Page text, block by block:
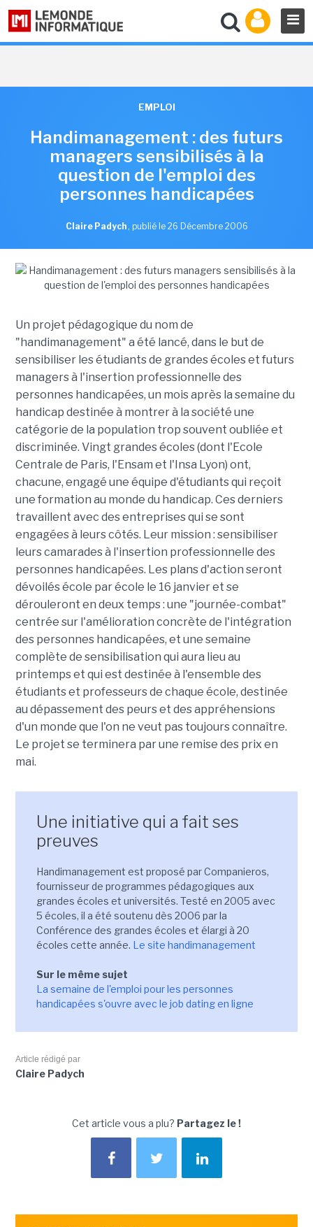
EMPLOI
Handimanagement : des futurs
managers sensibilisés à la
question de l'emploi des
personnes handicapées
Claire Padych , publié le 26 Décembre 2006
Un projet pédagogique du nom de
"handimanagement" a été lancé, dans le but de
sensibiliser les étudiants de grandes écoles et futurs
managers à l'insertion professionnelle des
personnes handicapées, un mois après la semaine du
handicap destinée à montrer à la société une
catégorie de la population trop souvent oubliée et
discriminée. Vingt grandes écoles (dont l'Ecole
Centrale de Paris, l'Ensam et l'Insa Lyon) ont,
chacune, engagé une équipe d'étudiants qui reçoit
une formation au monde du handicap. Ces derniers
travaillent avec des entreprises qui se sont
engagées à leurs côtés. Leur mission : sensibiliser
leurs camarades à l'insertion professionnelle des
personnes handicapées. Les plans d'action seront
dévoilés école par école le 16 janvier et se
dérouleront en deux temps : une "journée-combat"
centrée sur l'amélioration concrète de l'intégration
des personnes handicapées, et une semaine
complète de sensibilisation qui aura lieu au
printemps et qui est destinée à l'ensemble des
étudiants et professeurs de chaque école, destinée
au dépassement des peurs et des appréhensions
d'un monde que l'on ne veut pas toujours connaître.
Le projet se terminera par une remise des prix en
mai.
Une initiative qui a fait ses
preuves
Handimanagement est proposé par Companieros,
fournisseur de programmes pédagogiques aux
grandes écoles et universités. Testé en 2005 avec
5 écoles, il a été soutenu dès 2006 par la
Conférence des grandes écoles et élargi à 20
écoles cette année. Le site handimanagement
Sur le même sujet
La semaine de l'emploi pour les personnes
handicapées s'ouvre avec le job dating en ligne
Article rédigé par
Claire Padych
Cet article vous a plu? Partagez le !